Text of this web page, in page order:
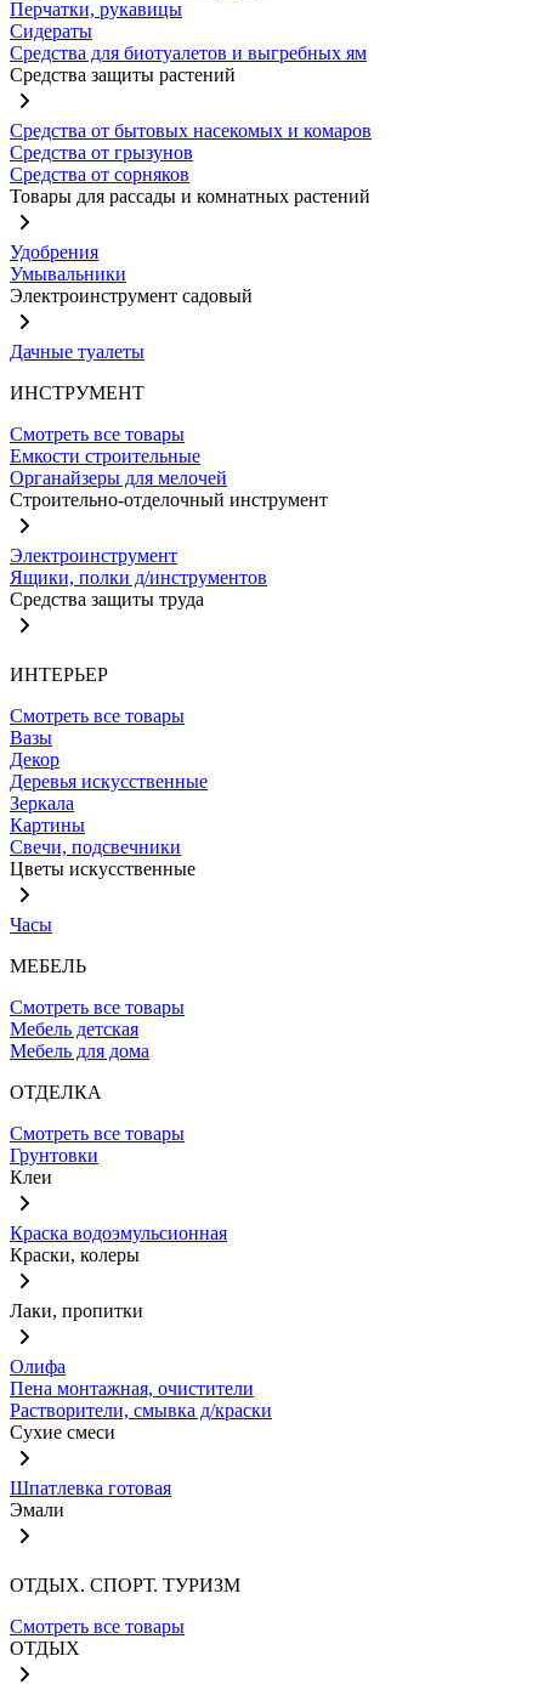
Перчатки, рукавицы
Сидераты
Средства для биотуалетов и выгребных ям
Средства защиты растений
Средства от бытовых насекомых и комаров
Средства от грызунов
Средства от сорняков
Товары для рассады и комнатных растений
Удобрения
Умывальники
Электроинструмент садовый
Дачные туалеты
ИНСТРУМЕНТ
Смотреть все товары
Емкости строительные
Органайзеры для мелочей
Строительно-отделочный инструмент
Электроинструмент
Ящики, полки д/инструментов
Средства защиты труда
ИНТЕРЬЕР
Смотреть все товары
Вазы
Декор
Деревья искусственные
Зеркала
Картины
Свечи, подсвечники
Цветы искусственные
Часы
МЕБЕЛЬ
Смотреть все товары
Мебель детская
Мебель для дома
ОТДЕЛКА
Смотреть все товары
Грунтовки
Клеи
Краска водоэмульсионная
Краски, колеры
Лаки, пропитки
Олифа
Пена монтажная, очистители
Растворители, смывка д/краски
Сухие смеси
Шпатлевка готовая
Эмали
ОТДЫХ. СПОРТ. ТУРИЗМ
Смотреть все товары
ОТДЫХ